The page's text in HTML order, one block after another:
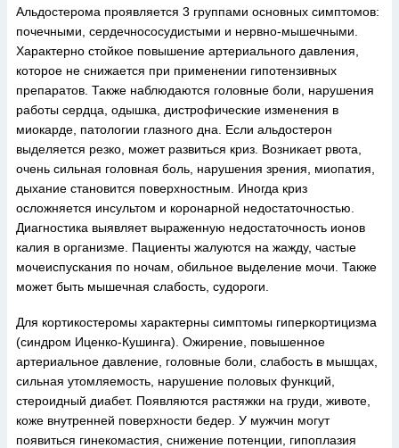
Альдостерома проявляется 3 группами основных симптомов:
почечными, сердечнососудистыми и нервно-мышечными.
Характерно стойкое повышение артериального давления,
которое не снижается при применении гипотензивных
препаратов. Также наблюдаются головные боли, нарушения
работы сердца, одышка, дистрофические изменения в
миокарде, патологии глазного дна. Если альдостерон
выделяется резко, может развиться криз. Возникает рвота,
очень сильная головная боль, нарушения зрения, миопатия,
дыхание становится поверхностным. Иногда криз
осложняется инсультом и коронарной недостаточностью.
Диагностика выявляет выраженную недостаточность ионов
калия в организме. Пациенты жалуются на жажду, частые
мочеиспускания по ночам, обильное выделение мочи. Также
может быть мышечная слабость, судороги.
Для кортикостеромы характерны симптомы гиперкортицизма
(синдром Иценко-Кушинга). Ожирение, повышенное
артериальное давление, головные боли, слабость в мышцах,
сильная утомляемость, нарушение половых функций,
стероидный диабет. Появляются растяжки на груди, животе,
коже внутренней поверхности бедер. У мужчин могут
появиться гинекомастия, снижение потенции, гипоплазия